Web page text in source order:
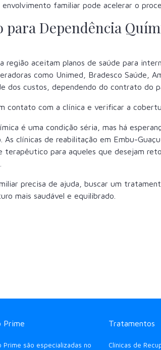
familiar pode acelerar o
para Dependência
região aceitam planos de saúde para
como Unimed, Bradesco Saúde,
dos custos, dependendo do contrato do
contato com a clínica e verificar a
é uma condição séria, mas há
As clínicas de reabilitação em Embu-
terapêutico para aqueles que desejam
precisa de ajuda, buscar um
mais saudável e equilibrado.
Prime
Prime são especializadas no
Tratamentos
Clínicas de